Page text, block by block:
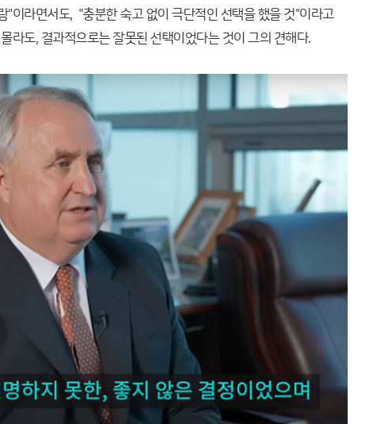
"이라면서도, "충분한 숙고 없이 극단적인 선택을 했을 것"이라고
라도, 결과적으로는 잘못된 선택이었다는 것이 그의 견해다.